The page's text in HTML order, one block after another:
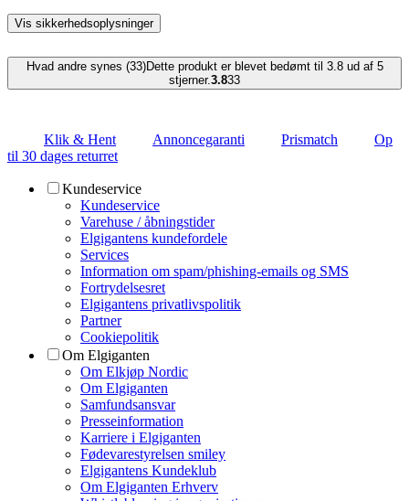
Vis sikkerhedsoplysninger
Hvad andre synes (33)Dette produkt er blevet bedømt til 3.8 ud af 5
stjerner.3.833
Klik & Hent Annoncegaranti Prismatch
Op
til 30 dages returret
Kundeservice
Kundeservice
Varehuse / åbningstider
Elgigantens kundefordele
Services
Information om spam/phishing-emails og SMS
Fortrydelsesret
Elgigantens privatlivspolitik
Partner
Cookiepolitik
Om Elgiganten
Om Elkjøp Nordic
Om Elgiganten
Samfundsansvar
Presseinformation
Karriere i Elgiganten
Fødevarestyrelsen smiley
Elgigantens Kundeklub
Om Elgiganten Erhverv